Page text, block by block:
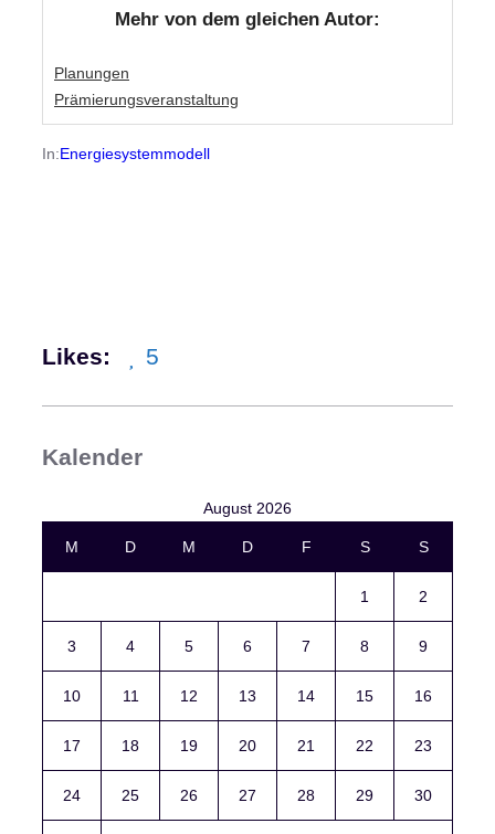
Mehr von dem gleichen Autor:
Planungen
Prämierungsveranstaltung
In:Energiesystemmodell
Likes: 5
Kalender
August 2026
M D M D F S S
1 2
3 4 5 6 7 8 9
10 11 12 13 14 15 16
17 18 19 20 21 22 23
24 25 26 27 28 29 30